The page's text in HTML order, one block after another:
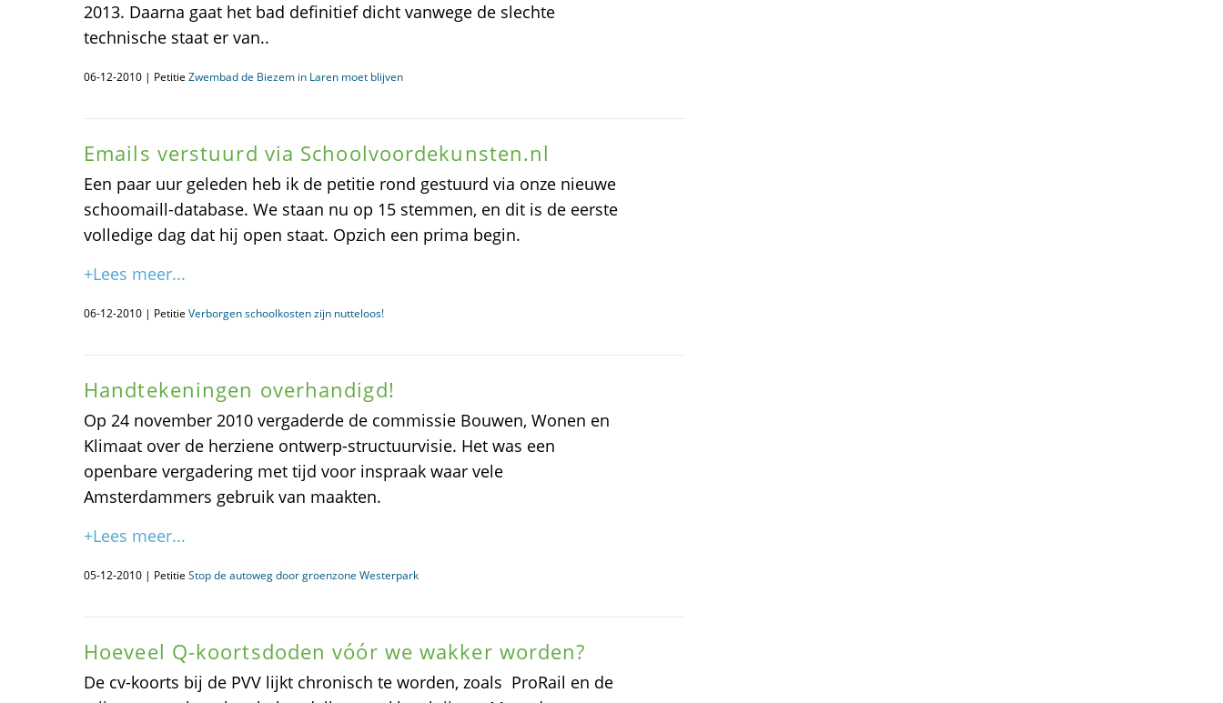
2013. Daarna gaat het bad definitief dicht vanwege de slechte
technische staat er van..
06-12-2010 | Petitie Zwembad de Biezem in Laren moet blijven
Emails verstuurd via Schoolvoordekunsten.nl
Een paar uur geleden heb ik de petitie rond gestuurd via onze nieuwe
schoomaill-database. We staan nu op 15 stemmen, en dit is de eerste
volledige dag dat hij open staat. Opzich een prima begin.
+Lees meer...
06-12-2010 | Petitie Verborgen schoolkosten zijn nutteloos!
Handtekeningen overhandigd!
Op 24 november 2010 vergaderde de commissie Bouwen, Wonen en
Klimaat over de herziene ontwerp-structuurvisie. Het was een
openbare vergadering met tijd voor inspraak waar vele
Amsterdammers gebruik van maakten.
+Lees meer...
05-12-2010 | Petitie Stop de autoweg door groenzone Westerpark
Hoeveel Q-koortsdoden vóór we wakker worden?
De cv-koorts bij de PVV lijkt chronisch te worden, zoals ProRail en de